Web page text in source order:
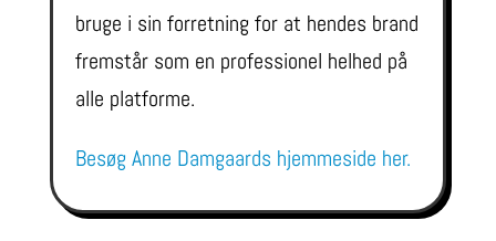
bruge i sin forretning for at hendes brand
fremstår som en professionel helhed på
alle platforme.
Besøg Anne Damgaards hjemmeside her.